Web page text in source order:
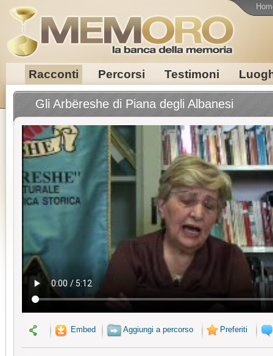
Racconti Percorsi Testimoni
Gli Arbëreshe di Piana degli Albanesi
Embed Aggiungi a percorso Preferiti